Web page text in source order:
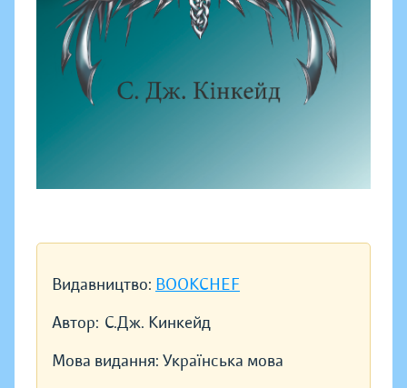
Видавництво: BOOKCHEF
Автор: С.Дж. Кинкейд
Мова видання: Українська мова